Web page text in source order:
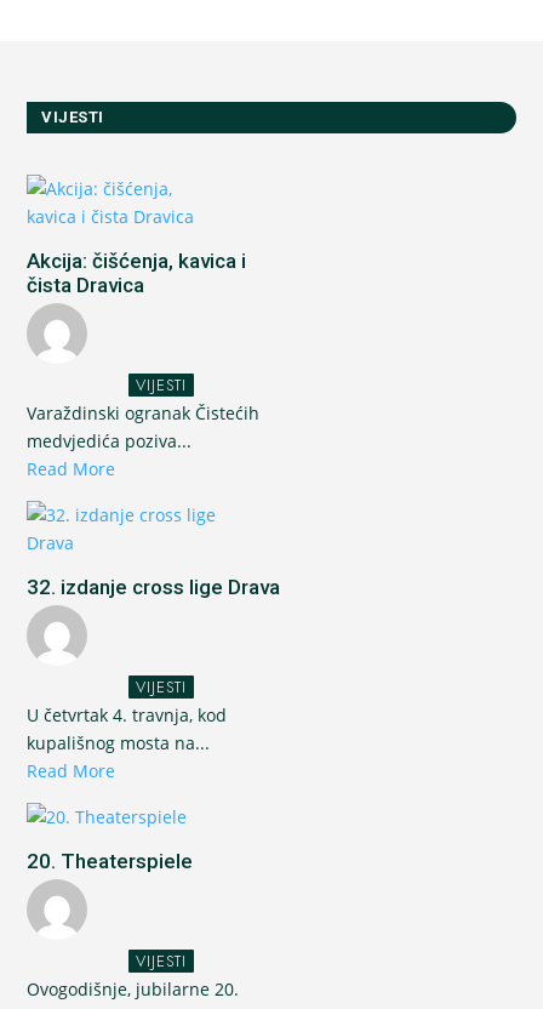
VIJESTI
Akcija: čišćenja, kavica i
čista Dravica
VIJESTI
Varaždinski ogranak Čistećih
medvjedića poziva...
Read More
32. izdanje cross lige Drava
VIJESTI
U četvrtak 4. travnja, kod
kupališnog mosta na...
Read More
20. Theaterspiele
VIJESTI
Ovogodišnje, jubilarne 20.